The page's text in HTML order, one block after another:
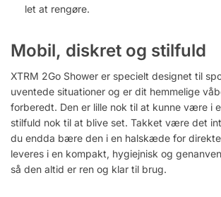
let at rengøre.
Mobil, diskret og stilfuld
XTRM 2Go Shower er specielt designet til
uventede situationer og er dit hemmelige
forberedt. Den er lille nok til at kunne være i
stilfuld nok til at blive set. Takket være det
du endda bære den i en halskæde for
leveres i en kompakt, hygiejnisk og
så den altid er ren og klar til brug.